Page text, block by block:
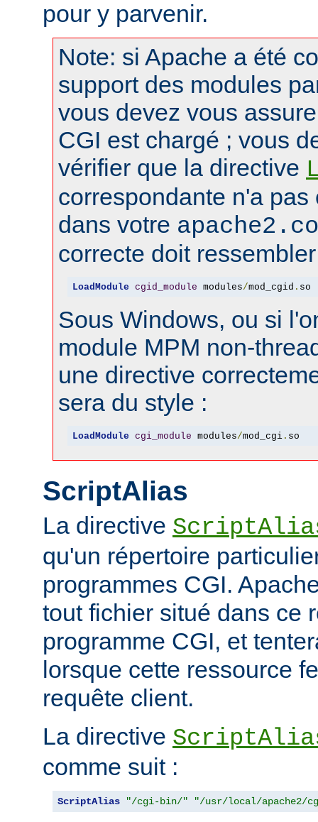
pour y parvenir.
Note: si Apache a été
support des modules
vous devez vous
CGI est chargé ; vous
vérifier que la directive
correspondante n'a pas
dans votre
correcte doit
LoadModule cgid_module modules/mod_cgid . so
Sous Windows, ou si
module MPM non-
une directive
sera du style :
LoadModule cgi_module modules/mod_cgi. so
ScriptAlias
La directive
qu'un répertoire
programmes CGI.
tout fichier situé dans ce
programme CGI, et
lorsque cette ressource
requête client.
La directive
comme suit :
ScriptAlias "/cgi-bin/" "/usr/local/apache2/